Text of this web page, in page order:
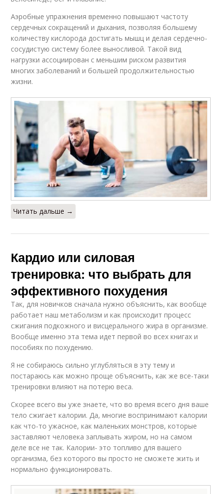
Аэробные упражнения временно повышают частоту
сердечных сокращений и дыхания, позволяя большему
количеству кислорода достигать мышц и делая сердечно-
сосудистую систему более выносливой. Такой вид
нагрузки ассоциирован с меньшим риском развития
многих заболеваний и большей продолжительностью
жизни.
Читать дальше →
Кардио или силовая
тренировка: что выбрать для
эффективного похудения
Так, для новичков сначала нужно объяснить, как вообще
работает наш метаболизм и как происходит процесс
сжигания подкожного и висцерального жира в организме.
Вообще именно эта тема идет первой во всех книгах и
пособиях по похудению.
Я не собираюсь сильно углубляться в эту тему и
постараюсь как можно проще объяснить, как же все-таки
тренировки влияют на потерю веса.
Скорее всего вы уже знаете, что во время всего дня ваше
тело сжигает калории. Да, многие воспринимают калории
как что-то ужасное, как маленьких монстров, которые
заставляют человека заплывать жиром, но на самом
деле все не так. Калории- это топливо для вашего
организма, без которого вы просто не сможете жить и
нормально функционировать.